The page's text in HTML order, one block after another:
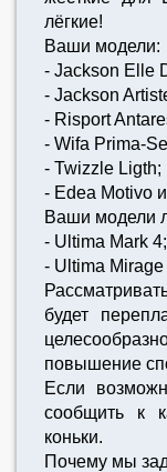
лёгкие!
Ваши модели:
- Jackson Elle
- Jackson
- Risport
- Wifa Prima-
- Twizzle Ligth;
- Edea Motivo
Ваши модели
- Ultima Mark 4;
- Ultima
будет
повышение
Если
сообщить к
коньки.
Почему мы